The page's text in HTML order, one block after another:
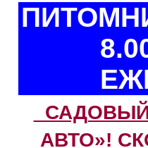
АВТО»!